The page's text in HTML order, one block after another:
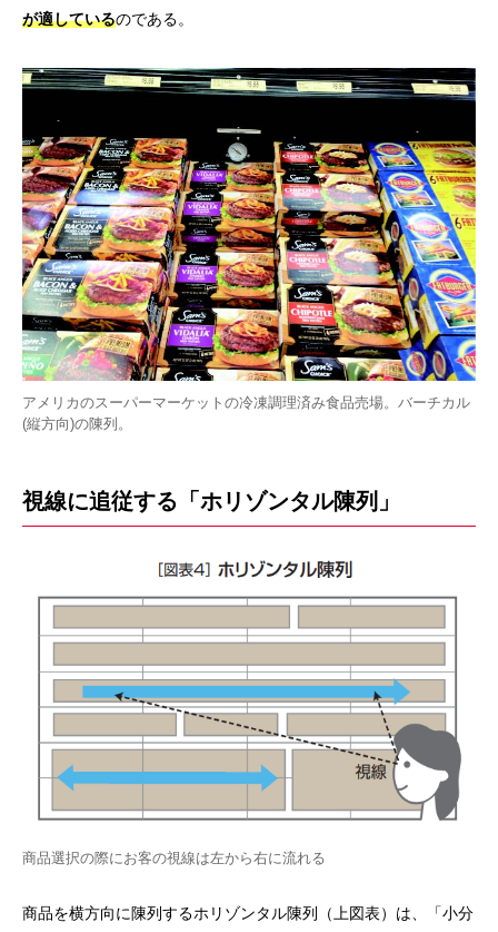
が適しているのである。
アメリカのスーパーマーケットの冷凍調理済み食品売場。バーチカル
(縦方向)の陳列。
視線に追従する「ホリゾンタル陳列」
商品選択の際にお客の視線は左から右に流れる
商品を横方向に陳列するホリゾンタル陳列（上図表）は、「小分